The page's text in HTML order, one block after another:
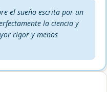
el sueño escrita por un
la ciencia y
rigor y menos